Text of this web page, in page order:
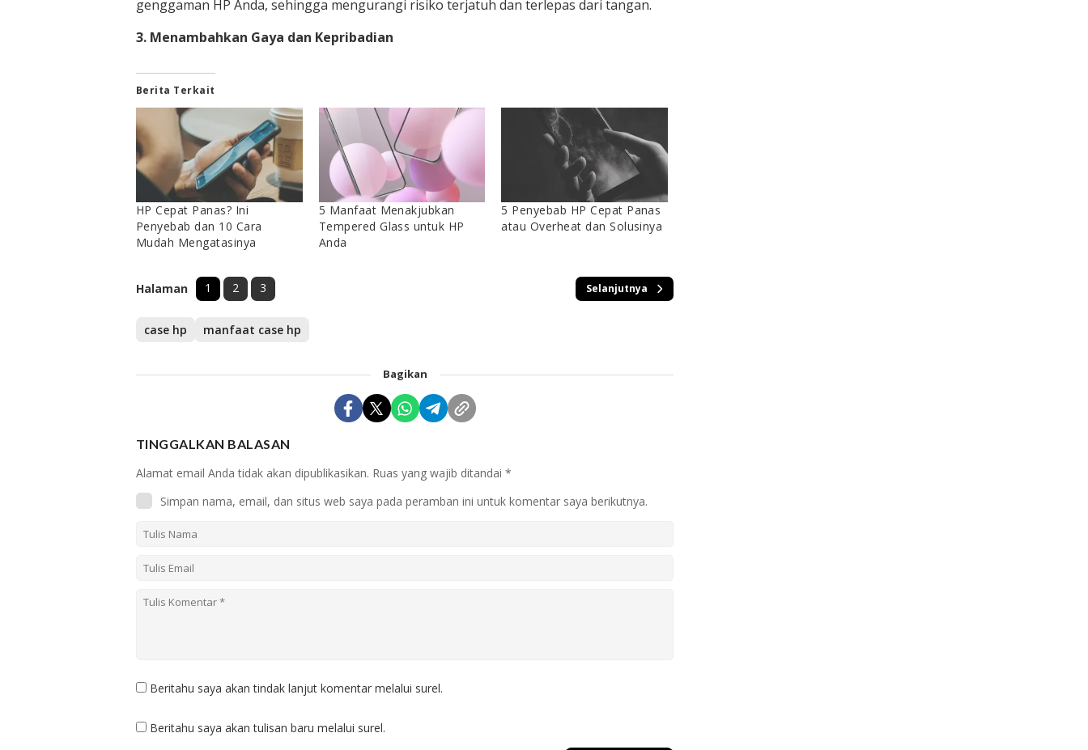
genggaman HP Anda, sehingga mengurangi risiko terjatuh dan terlepas dari tangan.
3. Menambahkan Gaya dan Kepribadian
Berita Terkait
HP Cepat Panas? Ini
Penyebab dan 10 Cara
Mudah Mengatasinya
5 Manfaat Menakjubkan
Tempered Glass untuk HP
Anda
5 Penyebab HP Cepat Panas
atau Overheat dan Solusinya
Halaman 1 2 3 Selanjutnya
case hp manfaat case hp
Bagikan
TINGGALKAN BALASAN
Alamat email Anda tidak akan dipublikasikan. Ruas yang wajib ditandai *
Simpan nama, email, dan situs web saya pada peramban ini untuk komentar saya berikutnya.
Beritahu saya akan tindak lanjut komentar melalui surel.
Beritahu saya akan tulisan baru melalui surel.